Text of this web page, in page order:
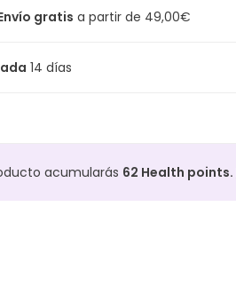
gratis a partir de 49,00€
14 días
acumularás 62 Health points.